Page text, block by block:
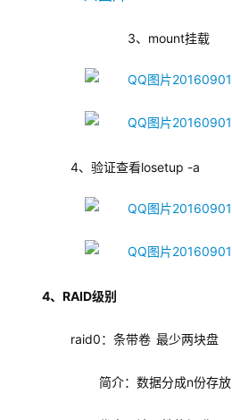
3、mount挂载
4、验证查看losetup -a
4、RAID级别
raid0：条带卷 最少两块盘
简介：数据分成n份存放